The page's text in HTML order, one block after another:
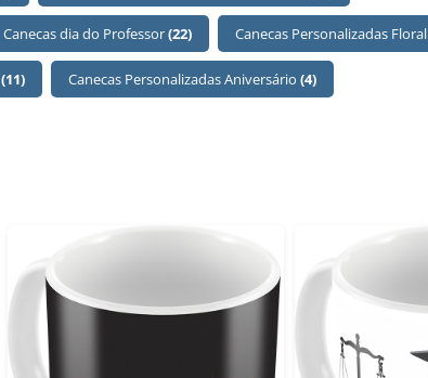
Canecas dia do Professor(22) Canecas Personalizadas Floral
(11) Canecas Personalizadas Aniversário (4)